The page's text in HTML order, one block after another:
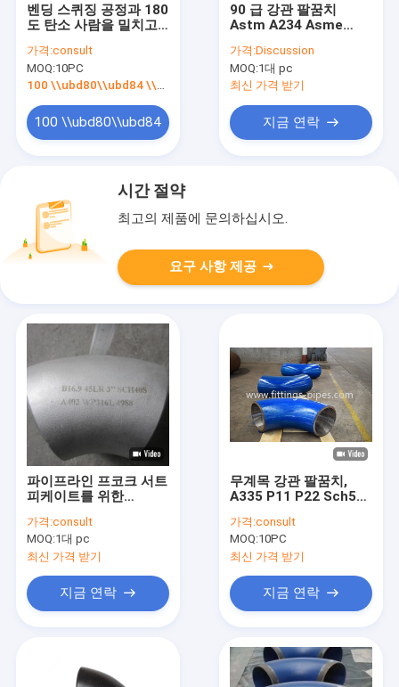
벤딩 스퀴징 공정과 180
도 탄소 사람을 밀치고
가격:consult
MOQ:10PC
100 \\ubd80\\ubd84 \\ubbf8\\uad6d $ 1.5\\/ \\ubd80\\ubd84\"]],\"picurl\":\"\\/photo\\/pd57338213-180_degree_carbon_steel_elbow_astm_a234_with_bending_squeezing_process.jpg\",\"subject\":\"\\uc81c\\ubc1c\\uc5d0 \\ub300\\ud55c \\uc790\\uc138\\ud55c \\ub0b4\\uc6a9\\uc744 \\ubcf4\\ub0b4\\uc2ed\\uc2dc\\uc624 \\ubca4\\ub529 \\uc2a4\\ud034\\uc9d5 \\uacf5\\uc815\\uacfc 180 \\ub3c4 \\ud0c4\\uc18c \\uc0ac\\ub78c\\uc744 \\ubc00\\uce58\\uace0 \\ub098\\uac00\\ub294 \\ud798 Astm A234\",\"username\":\"admin\"}","","","","최고의 가격");'>최신 가격 받기
100 \\ubd80\\ubd84
\\ubd80\\ubd84\"]],\"picurl\":\"\\/photo\\/pd57338213-
\\uc790\\uc138\\ud55c
\\ub0b4\\uc6a9\\uc744
\\ubcf4\\ub0b4\\uc2ed\\uc2dc\\uc624
\\ubca4\\ub529
\\uc2a4\\ud034\\uc9d5
\\uacf5\\uc815\\uacfc
180 \\ub3c4
\\ud0c4\\uc18c
\\uc0ac\\ub78c\\uc744
\\ub098\\uac00\\ub294
90 급 강관 팔꿈치
Astm A234 Asme
두께
가격:Discussion
MOQ:1대 pc
최신 가격 받기
지금 연락
시간 절약
최고의 제품에 문의하십시오.
요구 사항 제공
파이프라인 프코크 서트
피케이트를 위한
스 강 45 각도 엘보
가격:consult
MOQ:1대 pc
최신 가격 받기
지금 연락
무계목 강관 팔꿈치,
A335 P11 P22 Sch5s
가격:consult
MOQ:10PC
최신 가격 받기
지금 연락